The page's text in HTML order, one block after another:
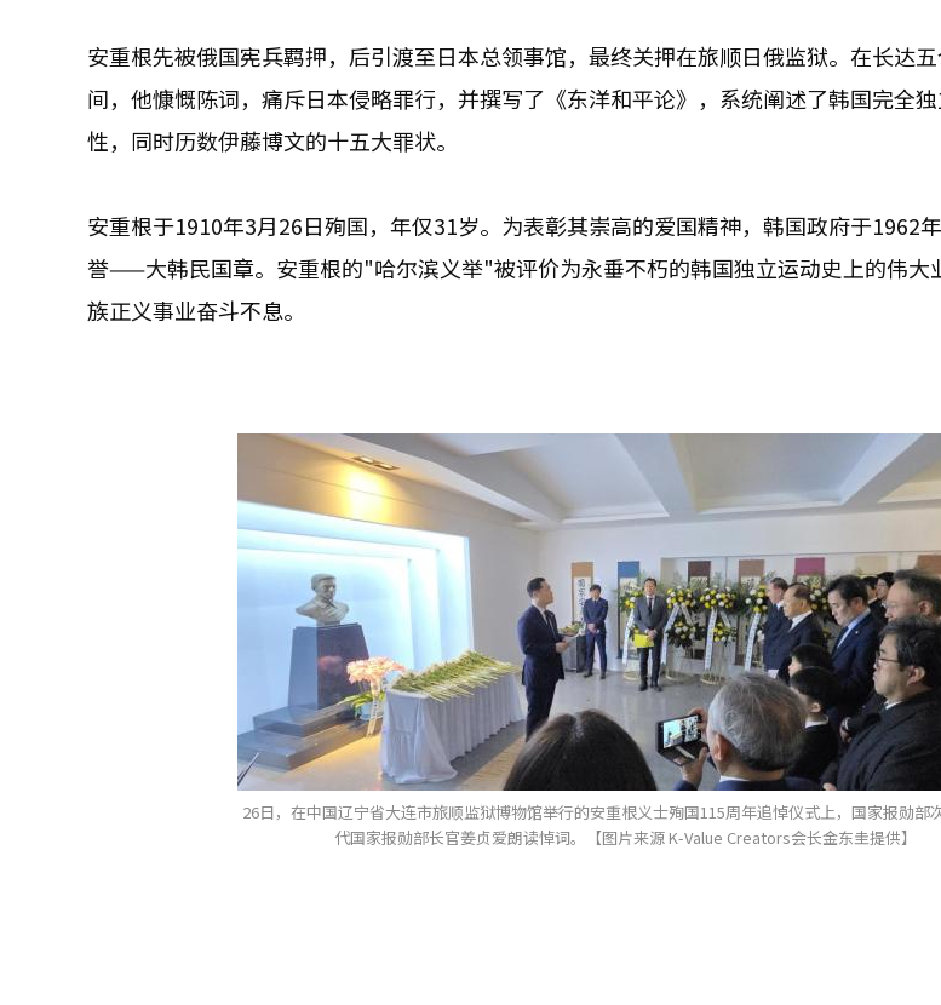
安重根先被俄国宪兵羁押，后引渡至日本总领事馆，最终关押在旅顺日俄监狱。在长达
间，他慷慨陈词，痛斥日本侵略罪行，并撰写了《东洋和平论》，系统阐述了韩国完全
性，同时历数伊藤博文的十五大罪状。
安重根于1910年3月26日殉国，年仅31岁。为表彰其崇高的爱国精神，韩国政府于1962
誉——大韩民国章。安重根的"哈尔滨义举"被评价为永垂不朽的韩国独立运动史上的伟大
族正义事业奋斗不息。
26日，在中国辽宁省大连市旅顺监狱博物馆举行的安重根义士殉国115周年追悼仪式上，国家报勋部
代国家报勋部长官姜贞爱朗读悼词。【图片来源 K-Value Creators会长金东圭提供】